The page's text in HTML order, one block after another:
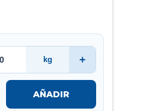
kg +
AÑADIR